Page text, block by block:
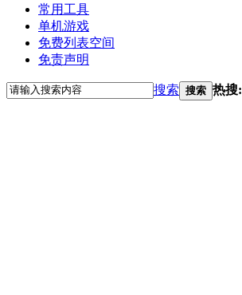
常用工具
单机游戏
免费列表空间
免责声明
搜索 搜索 热搜: